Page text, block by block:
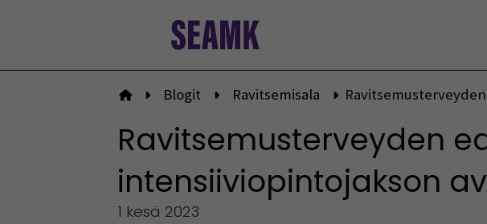
Etusivulle
Blogit Ravitsemisala
Ravitsemusterveyden
intensiiviopintojakson
1 kesä 2023